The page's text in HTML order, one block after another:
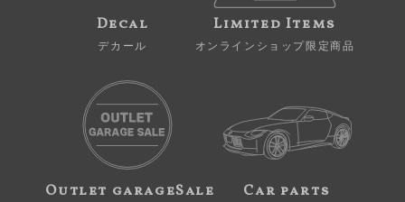
Decal
デカール
Limited Items
オンラインショップ限定商品
Outlet garageSale Car parts